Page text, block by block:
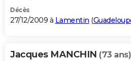
Décès
27/12/2009 à Lamentin (
Jacques MANCHIN (73 ans)